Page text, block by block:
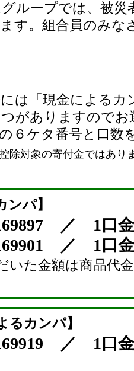
ループでは、被災
す。組合員のみな
は「現金によるカ
がありますので
６ケタ番号と口数
除対象の寄付金ではあり
ンパ】
／ 1口金
／ 1口金
いた金額は商品代
るカンパ】
／ 1口